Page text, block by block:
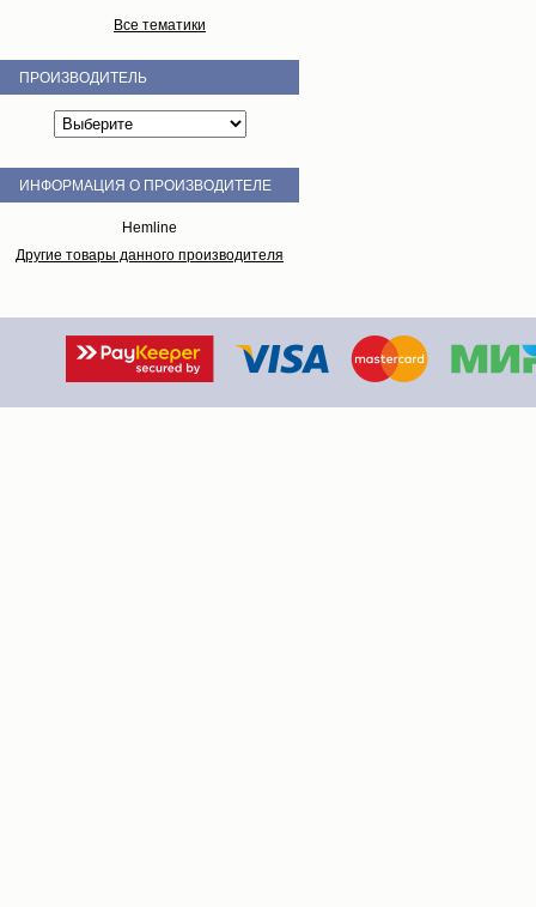
Все тематики
ПРОИЗВОДИТЕЛЬ
ИНФОРМАЦИЯ О ПРОИЗВОДИТЕЛЕ
Hemline
Другие товары данного производителя